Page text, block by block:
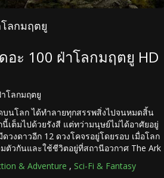
โลกมฤตยู
อะ 100 ฝ่าโลกมฤตยู HD
าโลกมฤตยู
บนโลก ได้ทำลายทุกสรรพสิ่งไปจนหมดสิ้น
เต็มไปด้วยรังสี แต่ทว่ามนุษย์ไม่ได้อาศัยอยู่
งดาวอีก 12 ดวงโคจรอยู่โดยรอบ เมื่อโลก
ตัวกันและใช้ชีวิตอยู่ที่สถานีอวกาศ The Ark
& Adventure , Sci-Fi & Fantasy